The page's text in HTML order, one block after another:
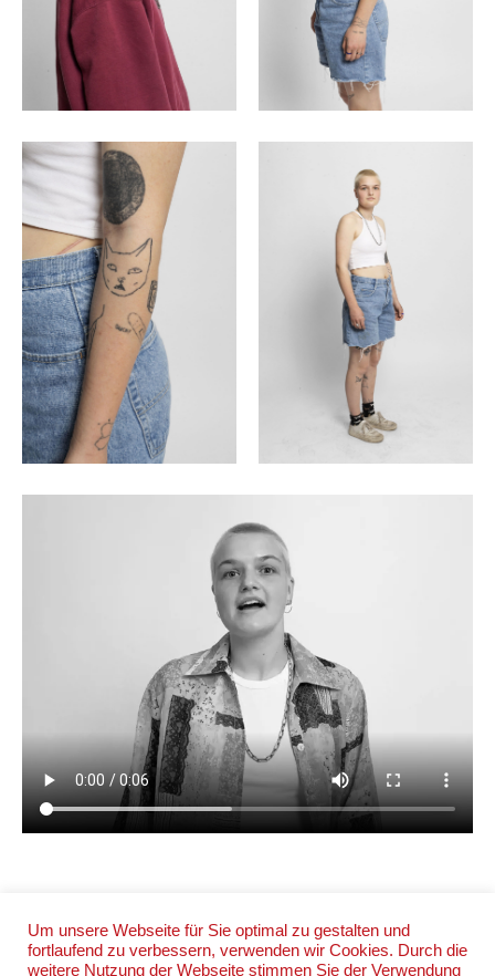
Um unsere Webseite für Sie optimal zu gestalten und
fortlaufend zu verbessern, verwenden wir Cookies. Durch die
weitere Nutzung der Webseite stimmen Sie der Verwendung